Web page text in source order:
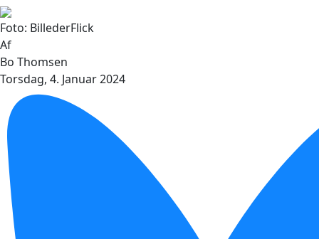
Foto: BillederFlick
Af
Bo Thomsen
Torsdag, 4. Januar 2024